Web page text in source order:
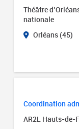
Théâtre
nationale
Orléans (45)
Coordination
AR2L Hauts-de-